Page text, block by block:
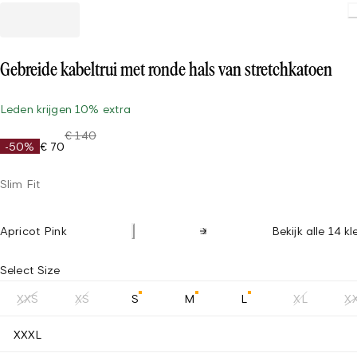
Gebreide kabeltrui met ronde hals van stretchkatoen
Leden krijgen 10% extra
-50% € 70
€ 140
Slim Fit
Apricot Pink Bekijk alle 14
Select Size
XXS XS S M L XL
XXXL